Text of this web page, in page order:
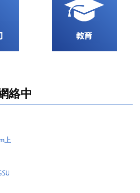
絡中
上